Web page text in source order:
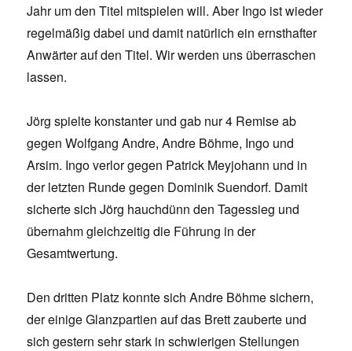
Jahr um den Titel mitspielen will. Aber Ingo ist wieder
regelmäßig dabei und damit natürlich ein ernsthafter
Anwärter auf den Titel. Wir werden uns überraschen
lassen.
Jörg spielte konstanter und gab nur 4 Remise ab
gegen Wolfgang Andre, Andre Böhme, Ingo und
Arsim. Ingo verlor gegen Patrick Meyjohann und in
der letzten Runde gegen Dominik Suendorf. Damit
sicherte sich Jörg hauchdünn den Tagessieg und
übernahm gleichzeitig die Führung in der
Gesamtwertung.
Den dritten Platz konnte sich Andre Böhme sichern,
der einige Glanzpartien auf das Brett zauberte und
sich gestern sehr stark in schwierigen Stellungen